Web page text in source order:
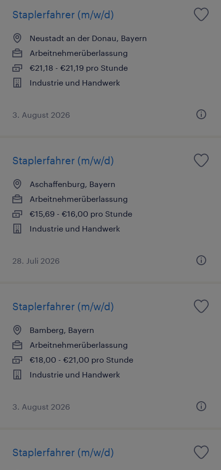
Staplerfahrer (m/w/d)
Neustadt an der Donau, Bayern
Arbeitnehmerüberlassung
€21,18 - €21,19 pro Stunde
Industrie und Handwerk
3. August 2026
Staplerfahrer (m/w/d)
Aschaffenburg, Bayern
Arbeitnehmerüberlassung
€15,69 - €16,00 pro Stunde
Industrie und Handwerk
28. Juli 2026
Staplerfahrer (m/w/d)
Bamberg, Bayern
Arbeitnehmerüberlassung
€18,00 - €21,00 pro Stunde
Industrie und Handwerk
3. August 2026
Staplerfahrer (m/w/d)